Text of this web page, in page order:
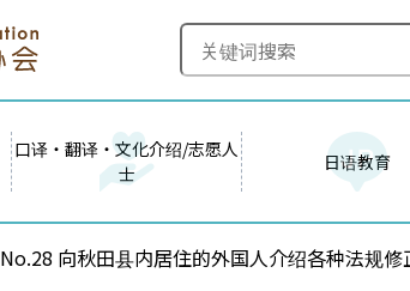
口译・翻译・文化介绍/志愿人
士
日语教育
No.28 向秋田县内居住的外国人介绍各种法规